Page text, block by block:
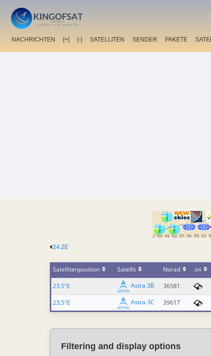
NACHRICHTEN [+] [-] SATELLITEN SENDER PAKETE
24.2E
Satellitenposition Satellit Norad .ini
23.5°E
Astra 3B 36581
23.5°E
Astra 3C 39617
Filtering and display options